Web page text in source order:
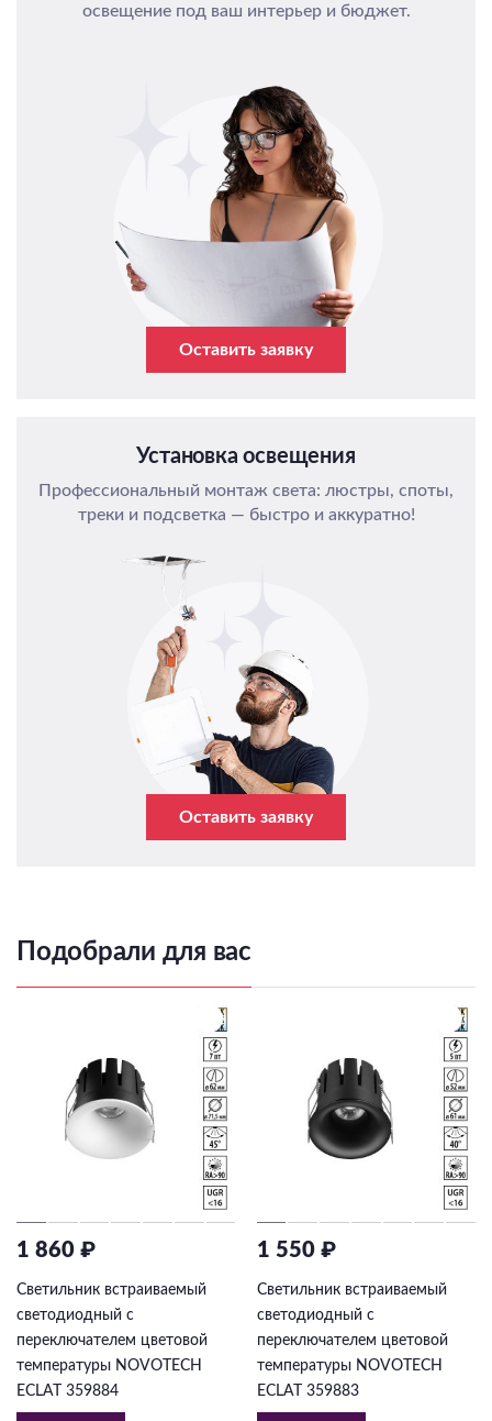
освещение под ваш интерьер и бюджет.
Оставить заявку
Установка освещения
Профессиональный монтаж света: люстры, споты,
треки и подсветка — быстро и аккуратно!
Оставить заявку
Подобрали для вас
1 860 ₽
Светильник встраиваемый
светодиодный с
переключателем цветовой
температуры NOVOTECH
ECLAT 359884
1 550 ₽
Светильник встраиваемый
светодиодный с
переключателем цветовой
температуры NOVOTECH
ECLAT 359883